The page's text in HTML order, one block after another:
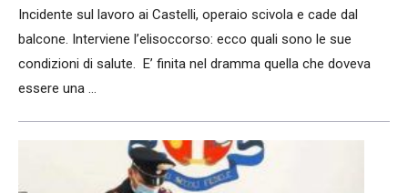
Incidente sul lavoro ai Castelli, operaio scivola e cade dal
balcone. Interviene l’elisoccorso: ecco quali sono le sue
condizioni di salute. E’ finita nel dramma quella che doveva
essere una ...